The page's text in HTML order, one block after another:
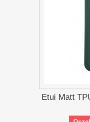
Etui Matt